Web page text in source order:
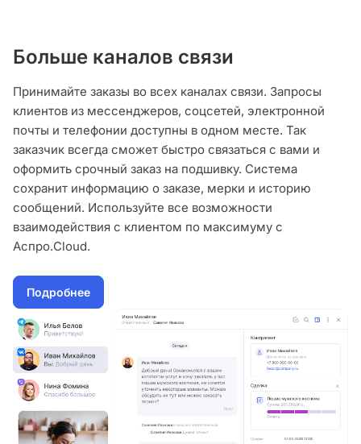
Больше каналов связи
Принимайте заказы во всех каналах связи. Запросы
клиентов из мессенджеров, соцсетей, электронной
почты и телефонии доступны в одном месте. Так
заказчик всегда сможет быстро связаться с вами и
оформить срочный заказ на подшивку. Система
сохранит информацию о заказе, мерки и историю
сообщений. Используйте все возможности
взаимодействия с клиентом по максимуму с
Аспро.Cloud.
Подробнее